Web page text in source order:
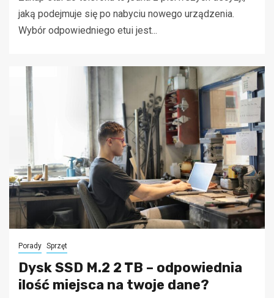
jaką podejmuje się po nabyciu nowego urządzenia.
Wybór odpowiedniego etui jest...
Porady Sprzęt
Dysk SSD M.2 2 TB – odpowiednia
ilość miejsca na twoje dane?